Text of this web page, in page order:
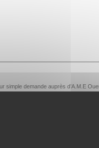
demande auprès d’A.M.E